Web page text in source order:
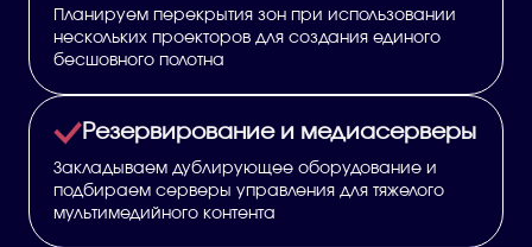
Планируем перекрытия зон при использовании
нескольких проекторов для создания единого
бесшовного полотна
Резервирование и медиасерверы
Закладываем дублирующее оборудование и
подбираем серверы управления для тяжелого
мультимедийного контента